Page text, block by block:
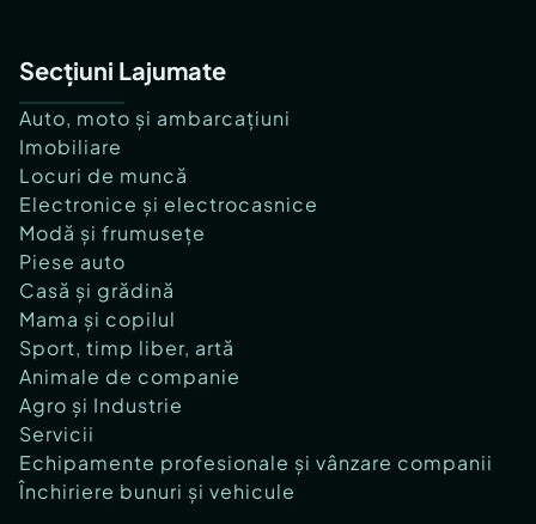
Secțiuni Lajumate
Auto, moto și ambarcațiuni
Imobiliare
Locuri de muncă
Electronice și electrocasnice
Modă și frumusețe
Piese auto
Casă și grădină
Mama și copilul
Sport, timp liber, artă
Animale de companie
Agro și Industrie
Servicii
Echipamente profesionale și vânzare companii
Închiriere bunuri și vehicule